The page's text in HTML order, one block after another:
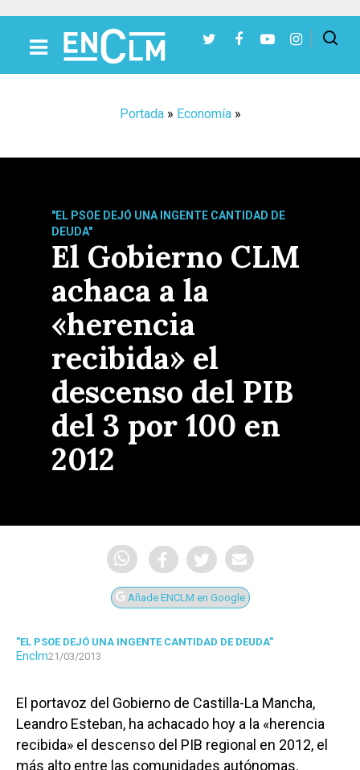
Portada» Economía»
"EL PSOE DEJÓ UNA INGENTE CANTIDAD DE
DEUDA"
El Gobierno CLM
achaca a la
«herencia
recibida» el
descenso del PIB
del 3 por 100 en
2012
Añade ENCLM en Google
"EL PSOE DEJÓ UNA INGENTE CANTIDAD DE DEUDA"
Enclm21/03/2013
El portavoz del Gobierno de Castilla-La Mancha,
Leandro Esteban, ha achacado hoy a la «herencia
recibida» el descenso del PIB regional en 2012, el
más alto entre las comunidades autónomas.